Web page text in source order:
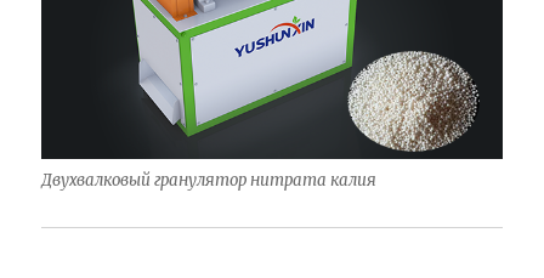
Двухвалковый гранулятор нитрата калия